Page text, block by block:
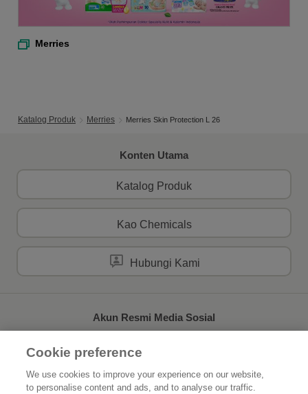
Merries
Katalog Produk Merries Merries Skin Protection L 26
Konten Utama
Katalog Produk
Kao Chemicals
Hubungi Kami
Akun Resmi Media Sosial
Cookie preference
We use cookies to improve your experience on our website,
to personalise content and ads, and to analyse our traffic.